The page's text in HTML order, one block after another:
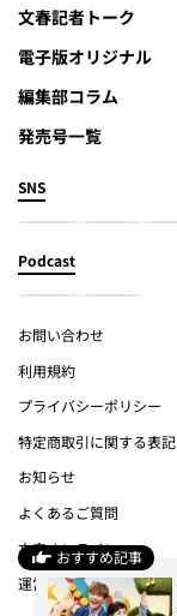
おすすめ記事
文春記者トーク
電子版オリジナル
編集部コラム
発売号一覧
SNS
Podcast
お問い合わせ
利用規約
プライバシーポリシー
特定商取引に関する表記
お知らせ
よくあるご質問
文春オンライン
運営会社